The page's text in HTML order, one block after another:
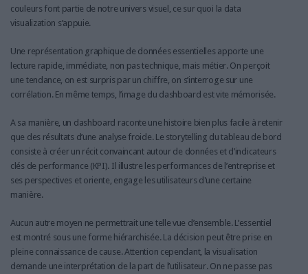
couleurs font partie de notre univers visuel, ce sur quoi la data
visualization s’appuie.
Une représentation graphique de données essentielles apporte une
lecture rapide, immédiate, non pas technique, mais métier. On perçoit
une tendance, on est surpris par un chiffre, on s’interroge sur une
corrélation. En même temps, l’image du dashboard est vite mémorisée.
A sa manière, un dashboard raconte une histoire bien plus facile à retenir
que des résultats d’une analyse froide. Le storytelling du tableau de bord
consiste à créer un récit convaincant autour de données et d’indicateurs
clés de performance (KPI). Il illustre les performances de l’entreprise et
ses perspectives et oriente, engage les utilisateurs d'une certaine
manière.
Aucun autre moyen ne permettrait une telle vue d’ensemble. L’essentiel
est montré sous une forme hiérarchisée. La décision peut être prise en
pleine connaissance de cause. Attention cependant, la visualisation
demande une interprétation de la part de l’utilisateur. On ne passe pas